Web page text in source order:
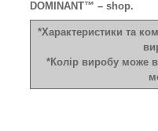
DOMINANT™ – shop.
*Характеристики та
*Колір виробу може